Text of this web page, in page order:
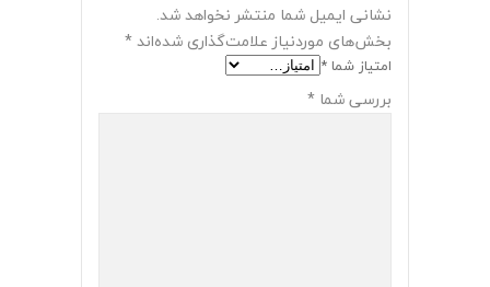
نشانی ایمیل شما منتشر نخواهد شد.
بخش‌های موردنیاز علامت‌گذاری شده‌اند*
امتیاز شما *
بررسی شما *